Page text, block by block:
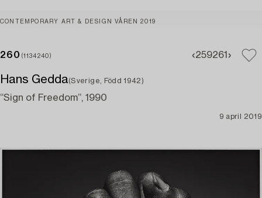
CONTEMPORARY ART & DESIGN VÅREN 2019
260 (1134240) 259261
Hans Gedda(Sverige, Född 1942)
“Sign of Freedom”, 1990
9 april 2019